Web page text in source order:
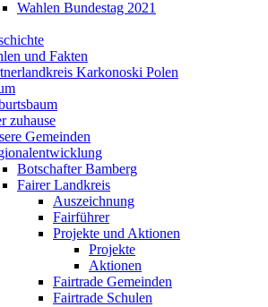
Wahlen Bundestag 2021
und Fakten
Karkonoski Polen
zuhause
Gemeinden
Botschafter Bamberg
Fairer Landkreis
Auszeichnung
Fairführer
Projekte und Aktionen
Projekte
Aktionen
Fairtrade Gemeinden
Fairtrade Schulen